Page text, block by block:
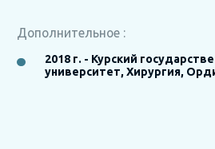
Дополнительное :
2018 г. - Курский
университет, Хирургия,